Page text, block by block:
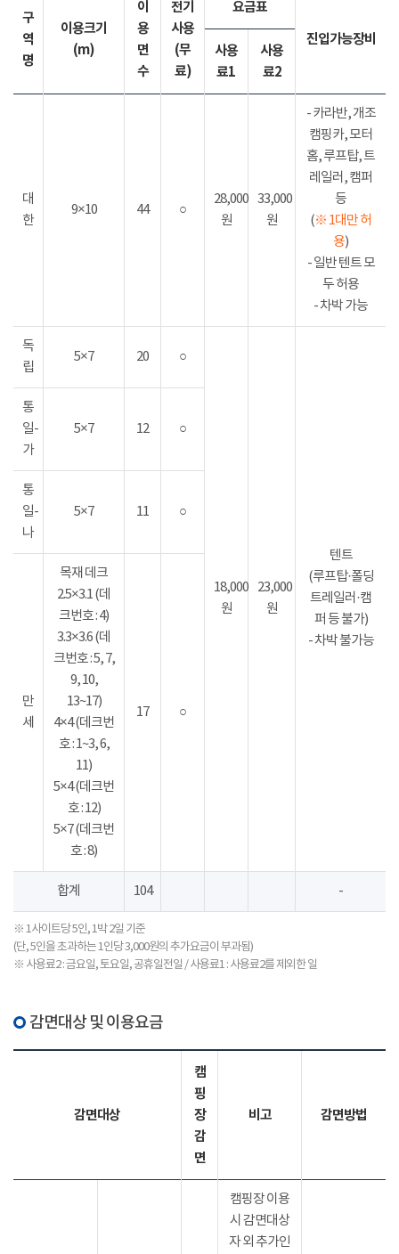
구
역
명
이용크기
(m)
이
용
면
수
전기
사용
(무
료)
요금표
진입가능장비
사용
료1
사용
료2
대
한
9×10 44 ○
28,000
원
33,000
원
- 카라반, 개조
캠핑카, 모터
홈, 루프탑, 트
레일러, 캠퍼
등
(※ 1대만 허
용)
- 일반 텐트 모
두 허용
- 차박 가능
독
립
5×7 20 ○
18,000
원
23,000
원
텐트
(루프탑·폴딩
트레일러·캠
퍼 등 불가)
- 차박 불가능
통
일-
가
5×7 12 ○
통
일-
나
5×7 11 ○
만
세
목재 데크
2.5×3.1 (데
크번호 : 4)
3.3×3.6 (데
크번호 : 5, 7,
9, 10,
13~17)
4×4 (데크번
호 : 1~3, 6,
11)
5×4 (데크번
호 : 12)
5×7 (데크번
호 : 8)
17 ○
합계 104 -
※ 1사이트당 5인, 1박 2일 기준
(단, 5인을 초과하는 1인당 3,000원의 추가요금이 부과됨)
※ 사용료2 : 금요일, 토요일, 공휴일전일 / 사용료1 : 사용료2를 제외한 일
감면대상 및 이용요금
감면대상
캠
핑
장
감
면
비고 감면방법
캠핑장 이용
시 감면대상
자 외 추가인